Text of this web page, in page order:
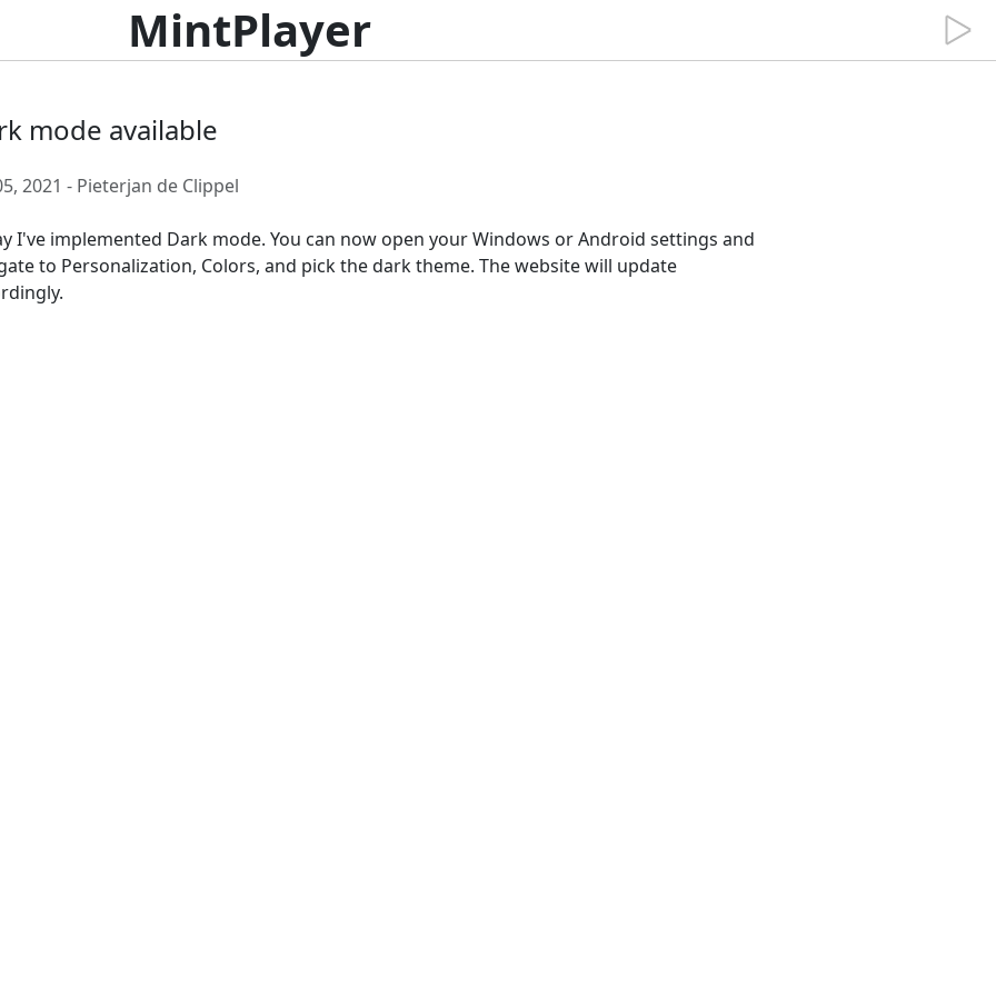
MintPlayer
mode available
2021 - Pieterjan de Clippel
I've implemented Dark mode. You can now open your Windows or Android settings and
to Personalization, Colors, and pick the dark theme. The website will update